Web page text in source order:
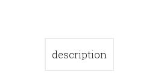
description